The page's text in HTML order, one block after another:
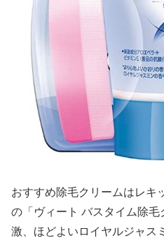
おすすめ除毛クリームはレキ
の「ヴィート バスタイム除毛
激、ほどよいロイヤルジャス